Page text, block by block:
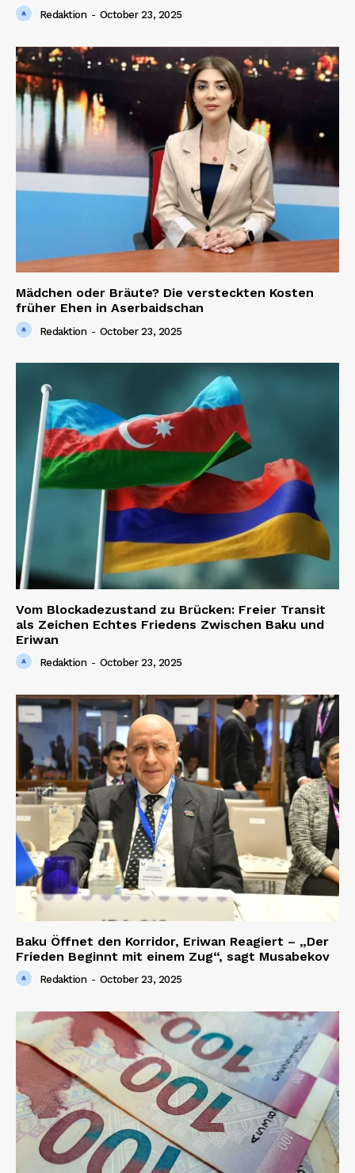
Redaktion - October 23, 2025
Mädchen oder Bräute? Die versteckten Kosten
früher Ehen in Aserbaidschan
Redaktion - October 23, 2025
Vom Blockadezustand zu Brücken: Freier Transit
als Zeichen Echtes Friedens Zwischen Baku und
Eriwan
Redaktion - October 23, 2025
Baku Öffnet den Korridor, Eriwan Reagiert – „Der
Frieden Beginnt mit einem Zug“, sagt Musabekov
Redaktion - October 23, 2025